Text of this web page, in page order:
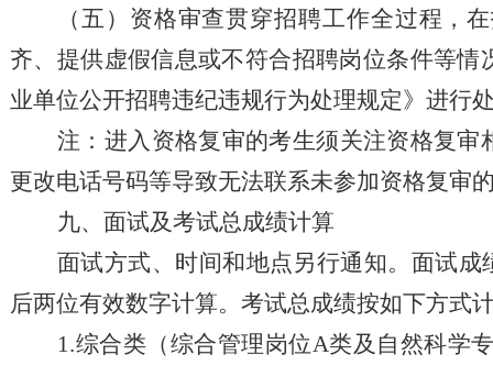
（五） 资格审查贯穿招聘工作全过程，在
齐、提供虚假信息或不符合招聘岗位条件等情
业单位公开招聘违纪违规行为处理规定》进行
注： 进入资格复审的考生须关注资格复审
更改电话号码等导致无法联系未参加资格复审
九、面试及考试总成绩计算
面试方式、 时间和地点另行通知。 面试成
后两位有效数字计算。 考试总成绩按如下方式
1.综合类（综合管理岗位A类及 自然科学